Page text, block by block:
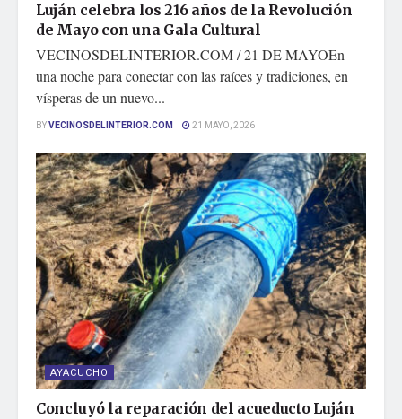
Luján celebra los 216 años de la Revolución
de Mayo con una Gala Cultural
VECINOSDELINTERIOR.COM / 21 DE MAYOEn
una noche para conectar con las raíces y tradiciones, en
vísperas de un nuevo...
BYVECINOSDELINTERIOR.COM 21 MAYO, 2026
AYACUCHO
Concluyó la reparación del acueducto Luján